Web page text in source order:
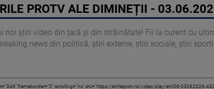
PROTV ALE DIMINEȚII -
noi știri video din țară și din străinătate! Fii la curent cu
news din politică, știri externe, știri sociale, știri